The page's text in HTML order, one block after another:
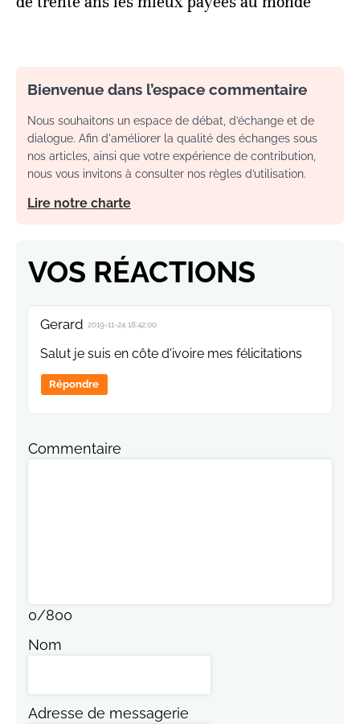
Bienvenue dans l’espace commentaire
Nous souhaitons un espace de débat, d’échange et de
dialogue. Afin d'améliorer la qualité des échanges sous
nos articles, ainsi que votre expérience de contribution,
nous vous invitons à consulter nos règles d’utilisation.
Lire notre charte
VOS RÉACTIONS
Gerard 2019-11-24 18:42:00
Salut je suis en côte d'ivoire mes félicitations
Répondre
Commentaire
0/800
Nom
Adresse de messagerie